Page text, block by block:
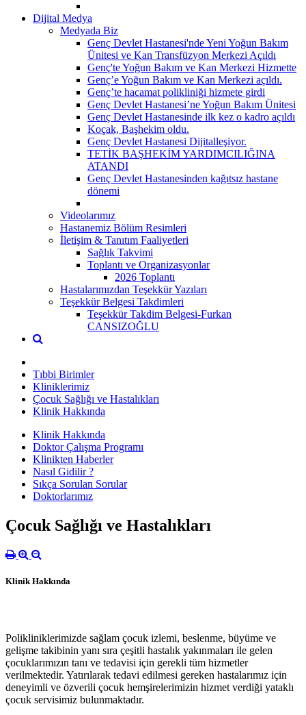
Dijital Medya
Medyada Biz
Genç Devlet Hastanesi'nde Yeni Yoğun Bakım
Ünitesi ve Kan Transfüzyon Merkezi Açıldı
Genç'te Yoğun Bakım ve Kan Merkezi Hizmette
Genç’e Yoğun Bakım ve Kan Merkezi açıldı.
Genç’te hacamat polikliniği hizmete girdi
Genç Devlet Hastanesi’ne Yoğun Bakım Ünitesi
Genç Devlet Hastanesinde ilk kez o kadro açıldı
Koçak, Başhekim oldu.
Genç Devlet Hastanesi Dijitalleşiyor.
TETİK BAŞHEKİM YARDIMCILIĞINA
ATANDI
Genç Devlet Hastanesinden kağıtsız hastane
dönemi
Videolarımız
Hastanemiz Bölüm Resimleri
İletişim & Tanıtım Faaliyetleri
Sağlık Takvimi
Toplantı ve Organizasyonlar
2026 Toplantı
Hastalarımızdan Teşekkür Yazıları
Teşekkür Belgesi Takdimleri
Teşekkür Takdim Belgesi-Furkan
CANSIZOĞLU
Tıbbi Birimler
Kliniklerimiz
Çocuk Sağlığı ve Hastalıkları
Klinik Hakkında
Klinik Hakkında
Doktor Çalışma Programı
Klinikten Haberler
Nasıl Gidilir ?
Sıkça Sorulan Sorular
Doktorlarımız
Çocuk Sağlığı ve Hastalıkları
Klinik Hakkında
Polikliniklerimizde sağlam çocuk izlemi, beslenme, büyüme ve
gelişme takibinin yanı sıra çeşitli hastalık yakınmaları ile gelen
çocuklarımızın tanı ve tedavisi için gerekli tüm hizmetler
verilmektedir. Yatırılarak tedavi edilmesi gereken hastalarımız için
deneyimli ve özverili çocuk hemşirelerimizin hizmet verdiği yataklı
çocuk servisimiz bulunmaktadır.